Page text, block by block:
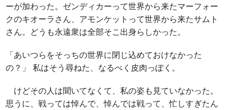
ーが加わった。ゼンディカーって世界から来たマーフォー
クのキオーラさん、アモンケットって世界から来たサムト
さん。どうも永遠衆は全部そこ出身らしかった。
「あいつらをそっちの世界に閉じ込めておけなかった
の？」 私はそう尋ねた、なるべく皮肉っぽく。
けどその人は聞いてなくて、私の姿も見ていなかった。
思うに、戦っては悼んで、悼んでは戦って、忙しすぎたん